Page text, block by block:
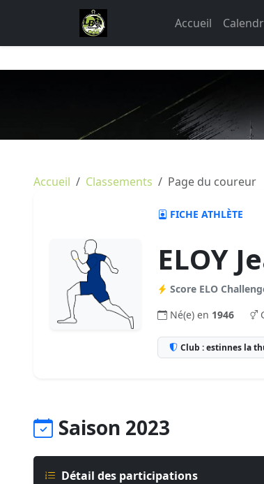
Accueil
Accueil Classements Page du coureur
FICHE ATHLÈTE
ELOY
Score ELO
Né(e) en 1946
Club : estinnes la
Saison 2023
Détail des participations